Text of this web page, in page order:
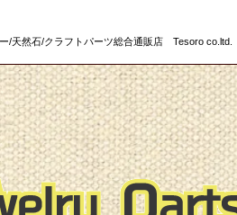
然石/クラフトパーツ総合通販店 Tesoro co.ltd.